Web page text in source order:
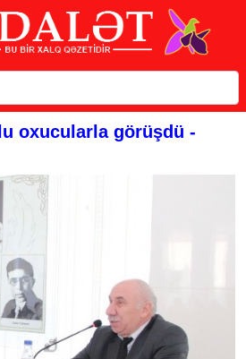
oxucularla görüşdü -